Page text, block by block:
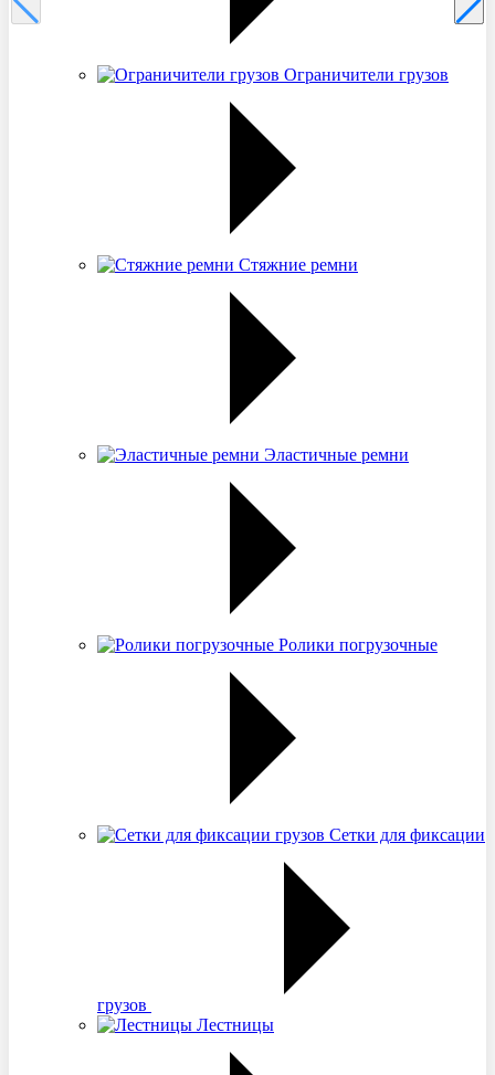
Ограничители грузов
Стяжние ремни
Эластичные ремни
Ролики погрузочные
Сетки для фиксации
грузов
Лестницы